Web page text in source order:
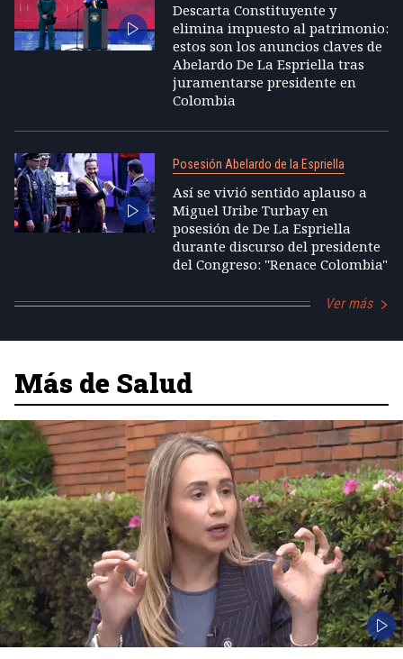
Descarta Constituyente y
elimina impuesto al patrimonio:
estos son los anuncios claves de
Abelardo De La Espriella tras
juramentarse presidente en
Colombia
Posesión Abelardo de la Espriella
Así se vivió sentido aplauso a
Miguel Uribe Turbay en
posesión de De La Espriella
durante discurso del presidente
del Congreso: "Renace Colombia"
Ver más
Más de Salud